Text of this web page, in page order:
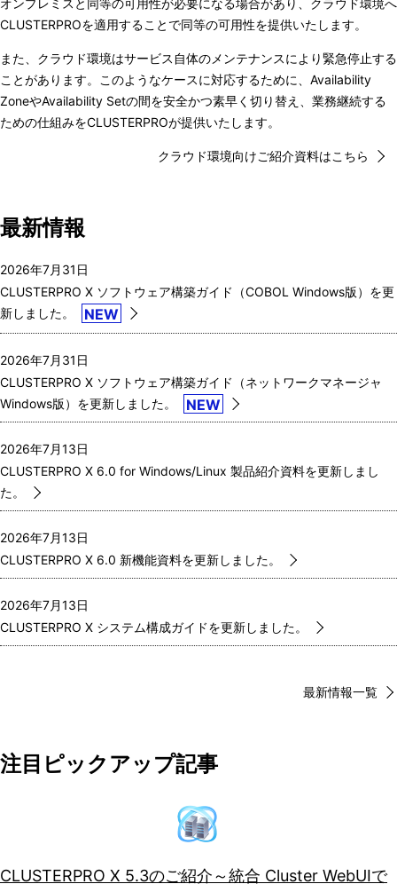
CLUSTERPROを適用することで同等の可用性を提供いたします。
また、クラウド環境はサービス自体のメンテナンスにより緊急停止する
ことがあります。このようなケースに対応するために、Availability
ZoneやAvailability Setの間を安全かつ素早く切り替え、業務継続する
ための仕組みをCLUSTERPROが提供いたします。
クラウド環境向けご紹介資料はこちら
最新情報
2026年7月31日
CLUSTERPRO X ソフトウェア構築ガイド（COBOL Windows版）を更
新しました。
NEW
2026年7月31日
CLUSTERPRO X ソフトウェア構築ガイド（ネットワークマネージャ
Windows版）を更新しました。
NEW
2026年7月13日
CLUSTERPRO X 6.0 for Windows/Linux 製品紹介資料を更新しまし
た。
2026年7月13日
CLUSTERPRO X 6.0 新機能資料を更新しました。
2026年7月13日
CLUSTERPRO X システム構成ガイドを更新しました。
最新情報一覧
注目ピックアップ記事
CLUSTERPRO X 5.3のご紹介～統合 Cluster WebUIで